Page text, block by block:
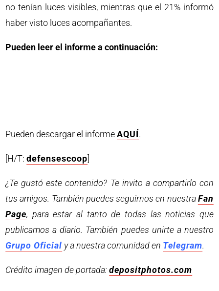
no tenían luces visibles, mientras que el 21% informó
haber visto luces acompañantes.
Pueden leer el informe a continuación:
Pueden descargar el informeAQUÍ.
[H/T:defensescoop
¿Te gustó este contenido? Te invito a compartirlo con
tus amigos. También puedes seguirnos en nuestraFan
Page, para estar al tanto de todas las noticias que
publicamos a diario. También puedes unirte a nuestro
Grupo Oficial y a nuestra comunidad en Telegram.
Crédito imagen de portada:depositphotos.com